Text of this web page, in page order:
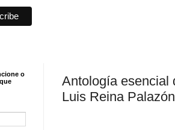
Antología esencial
Luis Reina Palazón
o